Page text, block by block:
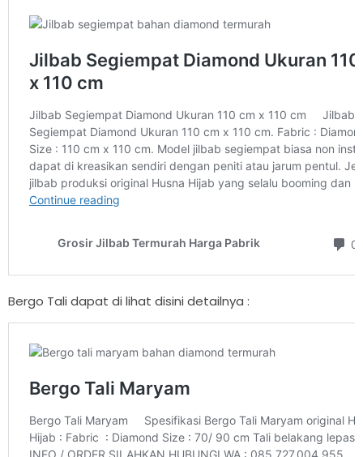
Bergo Tali dapat di lihat disini detailnya :